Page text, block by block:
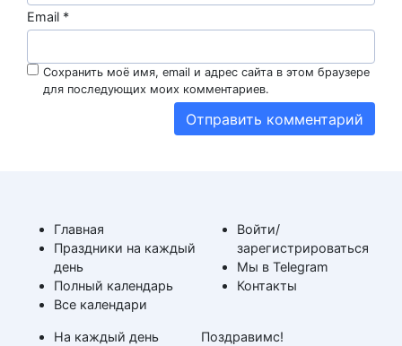
Email *
Сохранить моё имя, email и адрес сайта в этом браузере
для последующих моих комментариев.
Главная
Праздники на каждый
день
Полный календарь
Все календари
На каждый день
Войти/
зарегистрироваться
Мы в Telegram
Контакты
Поздравимс!